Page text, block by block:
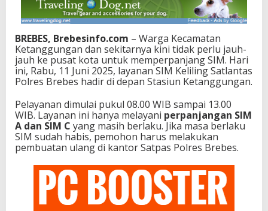
BREBES, Brebesinfo.com – Warga Kecamatan
Ketanggungan dan sekitarnya kini tidak perlu jauh-
jauh ke pusat kota untuk memperpanjang SIM. Hari
ini, Rabu, 11 Juni 2025, layanan SIM Keliling Satlantas
Polres Brebes hadir di depan Stasiun Ketanggungan.
Pelayanan dimulai pukul 08.00 WIB sampai 13.00
WIB. Layanan ini hanya melayani perpanjangan SIM
A dan SIM C yang masih berlaku. Jika masa berlaku
SIM sudah habis, pemohon harus melakukan
pembuatan ulang di kantor Satpas Polres Brebes.